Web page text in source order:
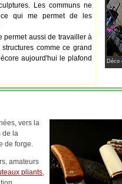
Déco
Les communs ne
qui me permet de les
permet aussi de travailler à
comme ce grand
aujourd'hui le plafond
vers la
de la
de forge.
amateurs
pliants,